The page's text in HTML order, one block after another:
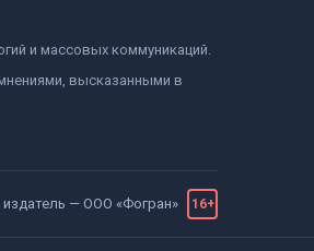
и массовых коммуникаций.
высказанными в
издатель — ООО «Фогран» 16+